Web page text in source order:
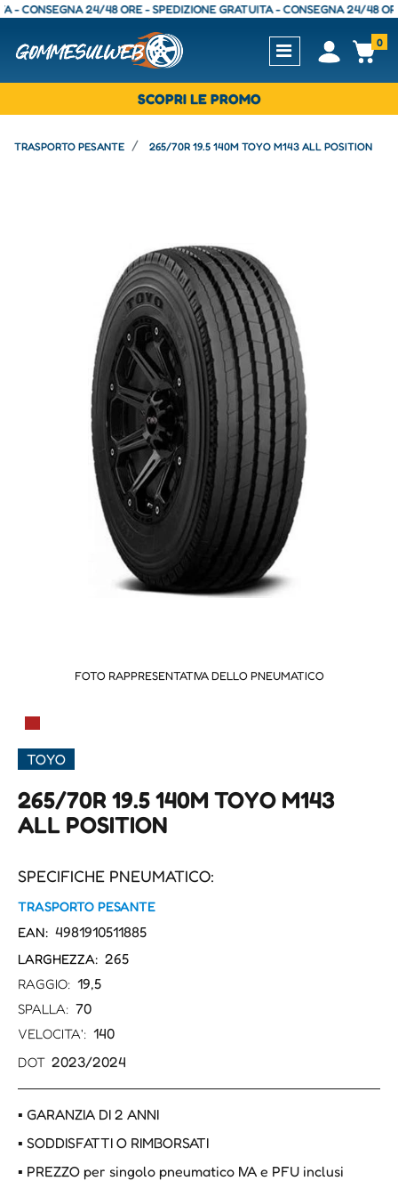
24/48 ORE - SPEDIZIONE GRATUITA - CONSEGNA 24/48 ORE
Open0
SCOPRI LE PROMO
TRASPORTO PESANTE 265/70R 19.5 140M TOYO M143 ALL POSITION
FOTO RAPPRESENTATIVA DELLO PNEUMATICO
▀
TOYO
265/70R 19.5 140M TOYO M143
ALL POSITION
SPECIFICHE PNEUMATICO:
TRASPORTO PESANTE
EAN: 4981910511885
LARGHEZZA: 265
RAGGIO: 19,5
SPALLA: 70
VELOCITA': 140
DOT 2023/2024
▪ GARANZIA DI 2 ANNI
▪ SODDISFATTI O RIMBORSATI
▪ PREZZO per singolo pneumatico IVA e PFU inclusi